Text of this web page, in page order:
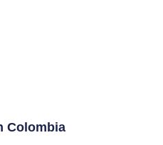
Colombia